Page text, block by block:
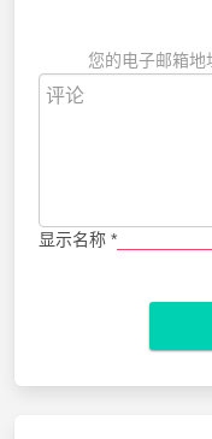
您的电子邮箱地
显示名称 *